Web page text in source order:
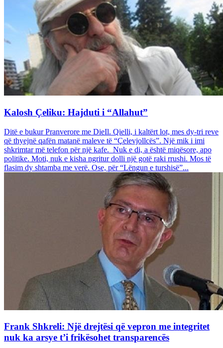
Kalosh Çeliku: Hajduti i “Allahut”
Ditë e bukur Pranverore me DieIl. Qielli, i kaltërt lot, mes dy-tri reve
që thyejnë qafën matanë maleve të “Çelevjollcës”. Një mik i imi
shkrimtar më telefon për një kafe. Nuk e di, a është miqësore, apo
politike. Moti, nuk e kisha ngritur dolli një gotë raki rrushi. Mos të
flasim dy shtamba me verë. Ose, për “Lëngun e turshisë”...
Frank Shkreli: Një drejtësi që vepron me integritet
nuk ka arsye t’i frikësohet transparencës